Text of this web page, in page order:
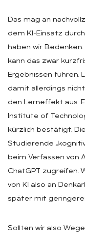
Das mag an
dem KI-Einsatz
haben wir
kann das zwar
Ergebnissen führen.
damit allerdings
den Lerneffekt aus.
Institute of
kürzlich bestätigt.
Studierende
beim Verfassen von
ChatGPT zugreifen.
von KI also an
später mit
Sollten wir also